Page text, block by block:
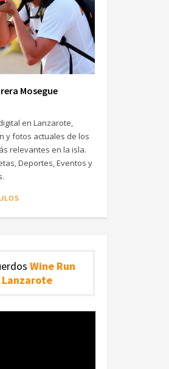
Mosegue
en Lanzarote,
y fotos actuales de los
relevantes en la isla.
Deportes, Eventos y
Wine Run
Lanzarote